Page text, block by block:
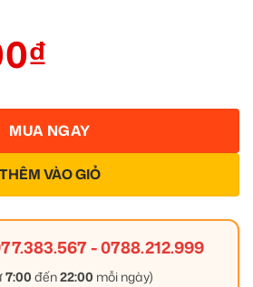
₫
THÊM VÀO GIỎ
MUA NGAY
-0788.212.999
7:00 đến22:00 mỗi ngày)